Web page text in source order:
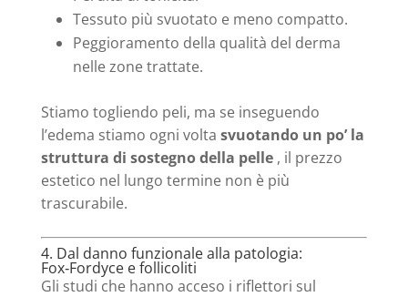
Tessuto più svuotato e meno compatto.
Peggioramento della qualità del derma
nelle zone trattate.
Stiamo togliendo peli, ma se inseguendo
l’edema stiamo ogni volta svuotando un po’ la
struttura di sostegno della pelle, il prezzo
estetico nel lungo termine non è più
trascurabile.
4. Dal danno funzionale alla patologia:
Fox‑Fordyce e follicoliti
Gli studi che hanno acceso i riflettori sul